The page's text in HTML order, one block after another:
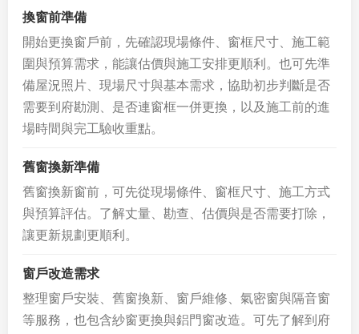
換窗前準備
開始更換窗戶前，先確認現場條件、窗框尺寸、施工範
圍與預算需求，能讓估價與施工安排更順利。也可先準
備屋況照片、現場尺寸與基本需求，協助初步判斷是否
需要到府勘測、是否連窗框一併更換，以及施工前的進
場時間與完工驗收重點。
舊窗換新準備
舊窗換新窗前，可先從現場條件、窗框尺寸、施工方式
與預算評估。了解丈量、勘查、估價與是否需要打除，
讓更新規劃更順利。
窗戶改造需求
整理窗戶安裝、舊窗換新、窗戶維修、氣密窗與隔音窗
等服務，也包含紗窗更換與鋁門窗改造。可先了解到府